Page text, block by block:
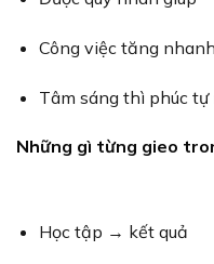
Công việc tăng nhanh
Tâm sáng thì phúc tự
Những gì từng gieo
Học tập → kết quả